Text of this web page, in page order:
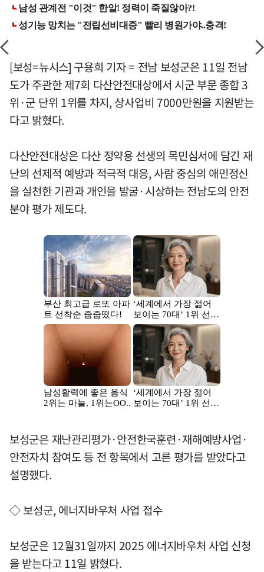
[보성=뉴시스] 구용희 기자 = 전남 보성군은 11일 전남
도가 주관한 제7회 다산안전대상에서 시군 부문 종합 3
위·군 단위 1위를 차지, 상사업비 7000만원을 지원받는
다고 밝혔다.
다산안전대상은 다산 정약용 선생의 목민심서에 담긴 재
난의 선제적 예방과 적극적 대응, 사람 중심의 애민정신
을 실천한 기관과 개인을 발굴·시상하는 전남도의 안전
분야 평가 제도다.
보성군은 재난관리평가·안전한국훈련·재해예방사업·
안전자치 참여도 등 전 항목에서 고른 평가를 받았다고
설명했다.
◇ 보성군, 에너지바우처 사업 접수
보성군은 12월31일까지 2025 에너지바우처 사업 신청
을 받는다고 11일 밝혔다.